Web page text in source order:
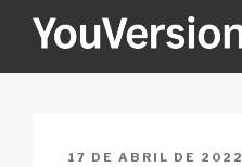
YOUVERSION
PUBLICADO
17 DE ABRIL DE 2022